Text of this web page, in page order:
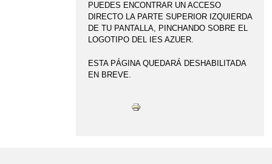
PUEDES ENCONTRAR UN ACCESO
DIRECTO LA PARTE SUPERIOR IZQUIERDA
DE TU PANTALLA, PINCHANDO SOBRE EL
LOGOTIPO DEL IES AZUER.
ESTA PÁGINA QUEDARÁ DESHABILITADA
EN BREVE.